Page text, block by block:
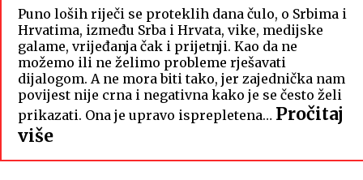
Puno loših riječi se proteklih dana čulo, o Srbima i
Hrvatima, između Srba i Hrvata, vike, medijske
galame, vrijeđanja čak i prijetnji. Kao da ne
možemo ili ne želimo probleme rješavati
dijalogom. A ne mora biti tako, jer zajednička nam
povijest nije crna i negativna kako je se često želi
prikazati. Ona je upravo isprepletena… Pročitaj
više:
Hrvati